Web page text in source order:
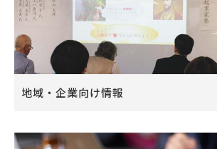
地域・企業向け情報